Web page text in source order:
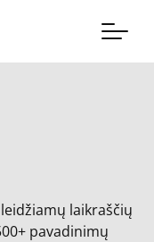
laikraščių
pavadinimų